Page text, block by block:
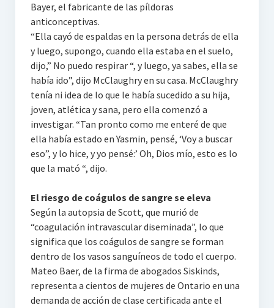
Bayer, el fabricante de las píldoras
anticonceptivas.
“Ella cayó de espaldas en la persona detrás de ella
y luego, supongo, cuando ella estaba en el suelo,
dijo,” No puedo respirar “, y luego, ya sabes, ella se
había ido”, dijo McClaughry en su casa. McClaughry
tenía ni idea de lo que le había sucedido a su hija,
joven, atlética y sana, pero ella comenzó a
investigar. “Tan pronto como me enteré de que
ella había estado en Yasmin, pensé, ‘Voy a buscar
eso”, y lo hice, y yo pensé:’ Oh, Dios mío, esto es lo
que la mató “, dijo.
El riesgo de coágulos de sangre se eleva
Según la autopsia de Scott, que murió de
“coagulación intravascular diseminada”, lo que
significa que los coágulos de sangre se forman
dentro de los vasos sanguíneos de todo el cuerpo.
Mateo Baer, de la firma de abogados Siskinds,
representa a cientos de mujeres de Ontario en una
demanda de acción de clase certificada ante el